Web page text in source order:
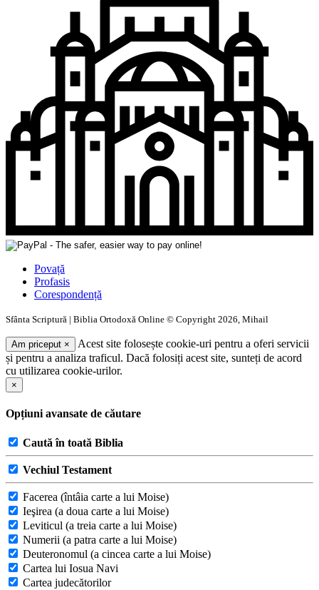
Povață
Profasis
Corespondență
Sfânta Scriptură | Biblia Ortodoxă Online © Copyright 2026, Mihail
Am priceput ×
Acest site folosește cookie-uri pentru a oferi servicii
și pentru a analiza traficul. Dacă folosiți acest site, sunteți de acord
cu utilizarea cookie-urilor.
×
Opțiuni avansate de căutare
Caută în toată Biblia
Vechiul Testament
Facerea (întâia carte a lui Moise)
Ieşirea (a doua carte a lui Moise)
Leviticul (a treia carte a lui Moise)
Numerii (a patra carte a lui Moise)
Deuteronomul (a cincea carte a lui Moise)
Cartea lui Iosua Navi
Cartea judecătorilor